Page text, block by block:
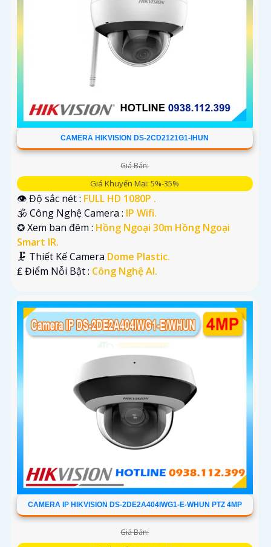
CAMERA HIKVISION DS-2CD2121G1-IHUN
Giá Bán:
Giá Khuyến Mại: 5%-35%
👁 Độ sắc nét : FULL HD 1080P .
🕉️ Công Nghệ Camera : IP Wifi.
✪ Xem ban đêm : Hồng Ngoại 30m Hồng Ngoại
Smart IR.
🗜️ Thiết Kế Camera Dome Plastic.
️₤ Điểm Nỗi Bật : Công Nghệ AI.
CAMERA IP HIKVISION DS-2DE2A404IWG1-E-WHUN PTZ 4MP
Giá Bán: